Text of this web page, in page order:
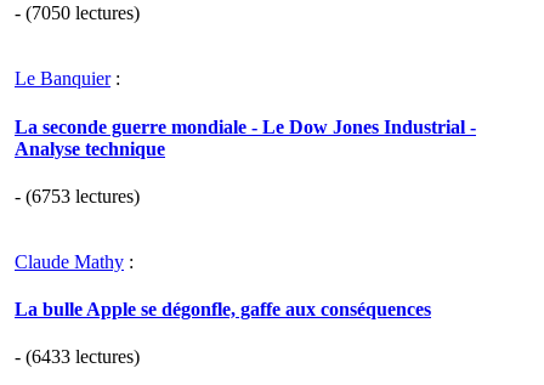
- (7050 lectures)
Le Banquier:
La seconde guerre mondiale - Le Dow Jones Industrial -
Analyse technique
- (6753 lectures)
Claude Mathy :
La bulle Apple se dégonfle, gaffe aux conséquences
- (6433 lectures)